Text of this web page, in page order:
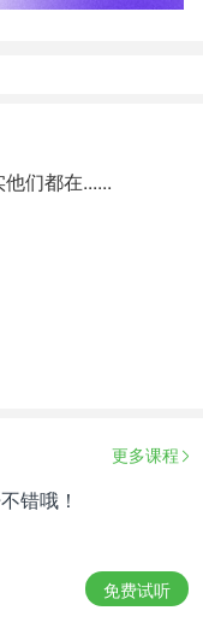
们都在......
更多课程
错哦！
免费试听